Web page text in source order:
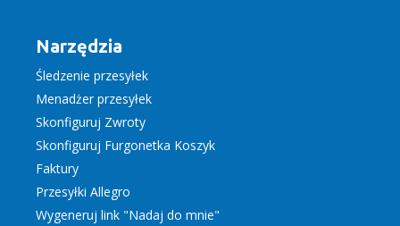
Narzędzia
Śledzenie przesyłek
Menadżer przesyłek
Skonfiguruj Zwroty
Skonfiguruj Furgonetka Koszyk
Faktury
Przesyłki Allegro
Wygeneruj link "Nadaj do mnie"